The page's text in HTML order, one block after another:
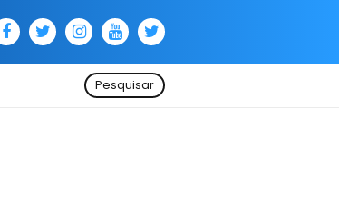
Pesquisar